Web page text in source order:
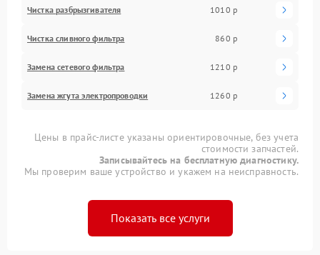
Чистка разбрызгивателя 1010 р
Чистка сливного фильтра 860 р
Замена сетевого фильтра 1210 р
Замена жгута электропроводки 1260 р
Цены в прайс-листе указаны ориентировочные, без учета
стоимости запчастей.
Записывайтесь на бесплатную диагностику.
Мы проверим ваше устройство и укажем на неисправность.
Показать все услуги